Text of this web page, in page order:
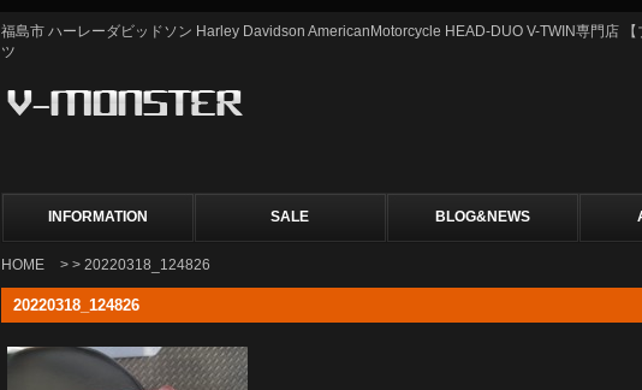
福島市 ハーレーダビッドソン Harley Davidson AmericanMotorcycle HEAD-DUO V-TWIN専門店
ツ
INFORMATION SALE BLOG&NEWS
HOME > > 20220318_124826
20220318_124826